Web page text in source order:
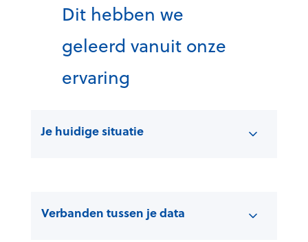
Dit hebben we
geleerd vanuit onze
ervaring
Je huidige situatie
Verbanden tussen je data